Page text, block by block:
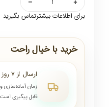
برای اطلاعات بیشترتماس بگیرید.
خرید با خیال راحت
ارسال از ۷ روز الی ۱۰ روز کاری
زمان
قابل پیگیری است